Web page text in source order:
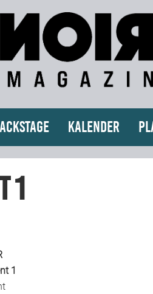
Kalender
1
1